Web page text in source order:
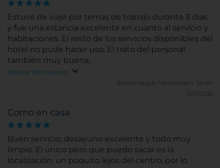
Estuve de viaje por temas de trabajo durante 3 días
y fue una estancia excelente en cuanto al servicio y
habitaciones. El resto de los servicios disponibles del
hotel no pude hacer uso. El trato del personal
también muy buena.
Mostrar información
ibaibarriagab.
Mondragon, Spain
15/11/2016
Como en casa
Buen servicio, desayuno excelente y todo muy
limpio. El único pero que puedo sacar es la
localización, un poquito lejos del centro, por lo